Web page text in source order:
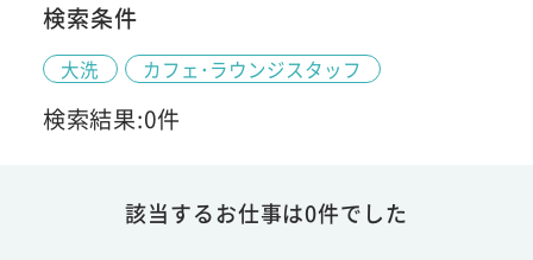
検索条件
大洗 カフェ･ラウンジスタッフ
検索結果:0件
該当するお仕事は0件でした